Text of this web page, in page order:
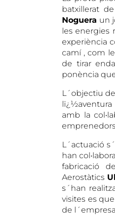
batxillerat
Noguera un
les energies
experiència
camí , com
de tirar
ponència
L´objectiu
lï¿½aventura
amb la
L´actuació
han
fabricació
Aerostàtics
s´han
visites es
de